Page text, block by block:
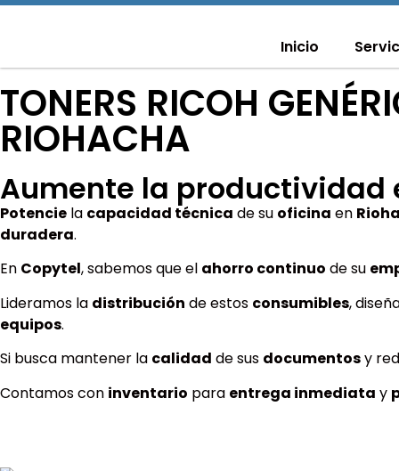
Ir
Inicio
TONERS RICOH
RIOHACHA
Aumente la productividad
Potencie la capacidad técnica de su oficina en
duradera.
En Copytel, sabemos que el ahorro continuo de su
Lideramos la distribución de estos consumibles,
equipos.
Si busca mantener la calidad de sus documentosy
Contamos con inventario para entrega inmediata y